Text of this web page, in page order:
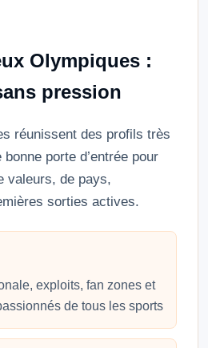
Olympiques :
pression
réunissent des profils très
porte d’entrée pour
valeurs, de pays,
sorties actives.
exploits, fan zones et
de tous les sports